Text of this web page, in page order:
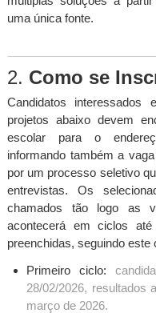
uma única fonte.
2. Como se
Candidatos
projetos abaixo devem
escolar para o
informando também a
por um processo seletivo
entrevistas. Os
chamados tão logo as
acontecerá em ciclos
preenchidas, seguindo este
Primeiro ciclo:
28/02/2026, resultados
março de 2026.